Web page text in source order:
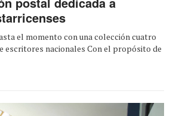
el momento con una colección cuatro
escritores nacionales Con el propósito de